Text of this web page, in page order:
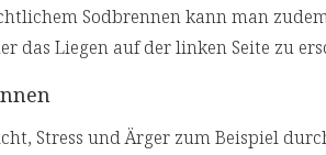
Sodbrennen kann man
das Liegen auf der linken Seite zu
Stress und Ärger zum Beispiel